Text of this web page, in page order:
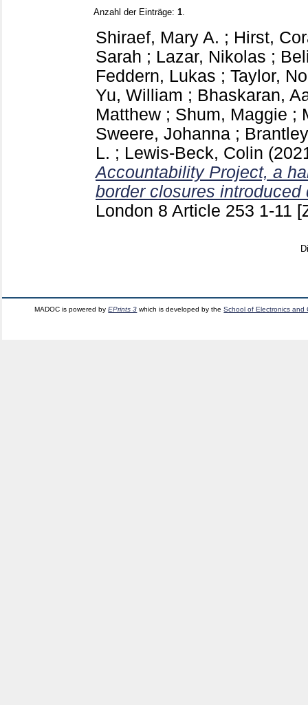
Anzahl der Einträge: 1
Shiraef, Mary A. ; Hirst,
Sarah ; Lazar, Nikolas ;
Feddern, Lukas ; Taylor,
Yu, William ; Bhaskaran,
Matthew ; Shum, Maggie ;
Sweere, Johanna ;
L. ; Lewis-Beck, Colin
Accountability Project, a
border closures introduced
London 8 Article 253 1-11
MADOC is powered byEPrints 3 which is developed by theSchool of Electronics and